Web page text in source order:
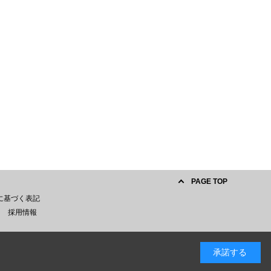
PAGE TOP
基づく表記
採用情報
承諾する